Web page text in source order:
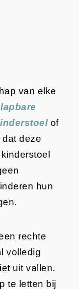
van elke
of
dat deze
hun
rechte
volledig
uit vallen.
te letten bij